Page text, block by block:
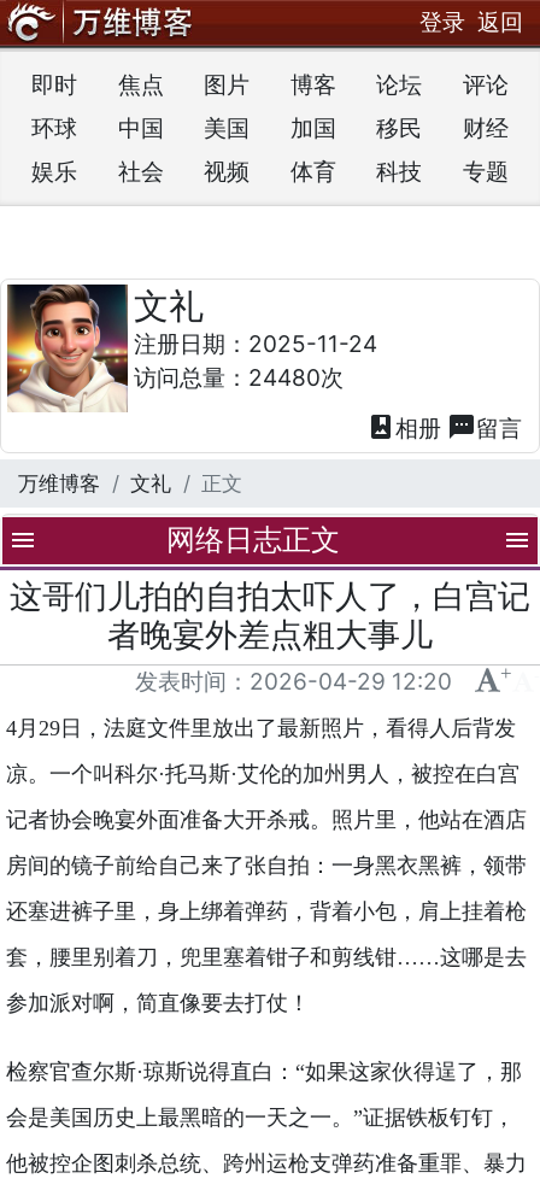
登录 返回
即时 焦点 图片 博客 论坛
评论
环球
中国 美国 加国 移民
财经
娱乐
社会 视频 体育 科技 专题
文礼
注册日期：2025-11-24
访问总量：24480次
photo_album 相册 textsms留言
万维博客 文礼 正文
menu 网络日志正文 menu
这哥们儿拍的自拍太吓人了，白宫记
者晚宴外差点粗大事儿
发表时间： 2026-04-29 12:20 +
4月29日，法庭文件里放出了最新照片，看得人后背发
凉。一个叫科尔·托马斯·艾伦的加州男人，被控在白宫
记者协会晚宴外面准备大开杀戒。照片里，他站在酒店
房间的镜子前给自己来了张自拍：一身黑衣黑裤，领带
还塞进裤子里，身上绑着弹药，背着小包，肩上挂着枪
套，腰里别着刀，兜里塞着钳子和剪线钳……这哪是去
参加派对啊，简直像要去打仗！
检察官查尔斯·琼斯说得直白：“如果这家伙得逞了，那
会是美国历史上最黑暗的一天之一。”证据铁板钉钉，
他被控企图刺杀总统、跨州运枪支弹药准备重罪、暴力